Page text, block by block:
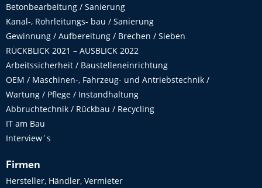
Betonbearbeitung / Sanierung
Kanal-, Rohrleitungs- bau / Sanierung
Gewinnung / Aufbereitung / Brechen / Sieben
RÜCKBLICK 2021 – AUSBLICK 2022
Arbeitssicherheit / Baustelleneinrichtung
OEM / Maschinen-, Fahrzeug- und Antriebstechnik /
Wartung / Pflege / Instandhaltung
Abbruchtechnik / Rückbau / Recycling
IT am Bau
Interview´s
Firmen
Hersteller, Händler, Vermieter